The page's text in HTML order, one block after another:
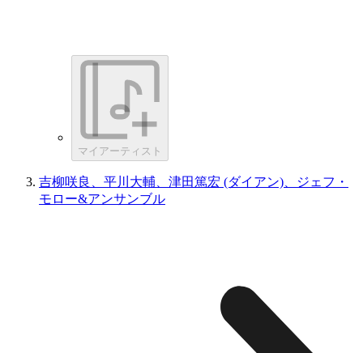
マイアーティスト
吉柳咲良、平川大輔、津田篤宏 (ダイアン)、ジェフ・
モロー&アンサンブル